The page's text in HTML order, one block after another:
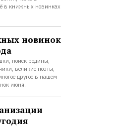
в книжных новинках
новинок
поиск родины,
великие поэты,
другое в нашем
июня.